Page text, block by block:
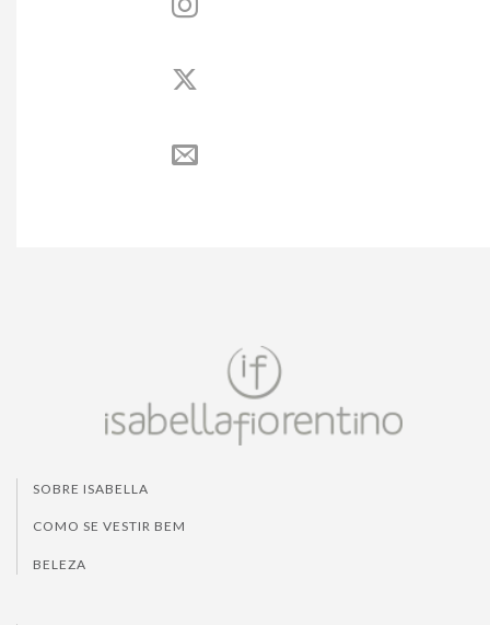
SOBRE ISABELLA
COMO SE VESTIR BEM
BELEZA